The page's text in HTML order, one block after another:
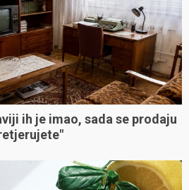
ih je imao, sada se prodaju